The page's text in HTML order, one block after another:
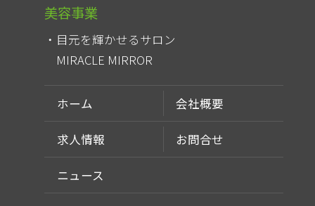
美容事業
目元を輝かせるサロン
MIRACLE MIRROR
ホーム 会社概要
求人情報 お問合せ
ニュース